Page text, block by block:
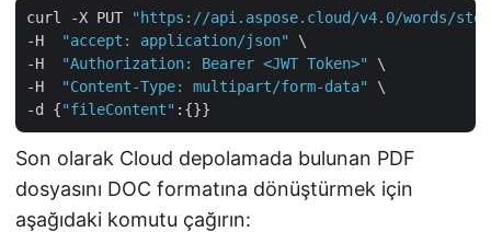
curl -X PUT
"https://api.aspose.cloud/v4.0/words/
-H
"accept: application/json"
\
-H
"Authorization: Bearer <JWT Token>"
\
-H
"Content-Type: multipart/form-data"
\
-d {"fileContent"
Son olarak Cloud depolamada bulunan PDF
dosyasını DOC formatına dönüştürmek için
aşağıdaki komutu çağırın: